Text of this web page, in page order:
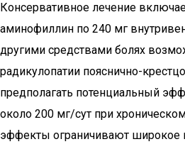
Консервативное лечение
аминофиллин по 240 мг
другими средствами болях
радикулопатии пояснично-
предполагать потенциальный
около 200 мг/сут при
эффекты ограничивают широкое